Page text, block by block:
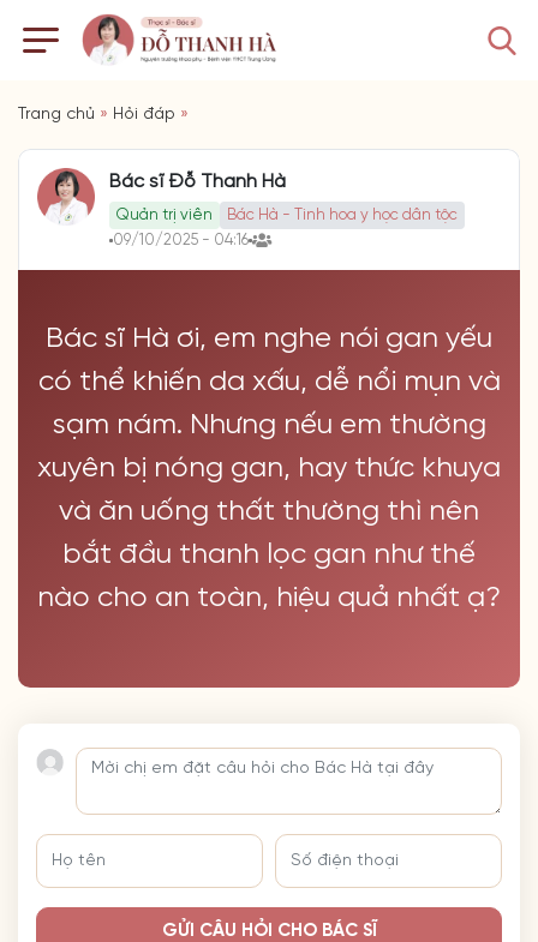
Trang chủ » Hỏi đáp »
Bác sĩ Đỗ Thanh Hà
Quản trị viên
Bác Hà - Tinh hoa y học dân tộc
09/10/2025 - 04:16
Bác sĩ Hà ơi, em nghe nói gan yếu
có thể khiến da xấu, dễ nổi mụn và
sạm nám. Nhưng nếu em thường
xuyên bị nóng gan, hay thức khuya
và ăn uống thất thường thì nên
bắt đầu thanh lọc gan như thế
nào cho an toàn, hiệu quả nhất ạ?
GỬI CÂU HỎI CHO BÁC SĨ